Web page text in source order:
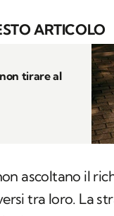
ARTICOLO
tirare al
ascoltano il
tra loro. La